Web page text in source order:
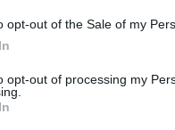
opt-out of the Sale of my
opt-out of processing my